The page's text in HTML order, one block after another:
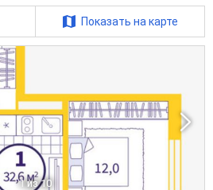
Показать на карте
1 из 10